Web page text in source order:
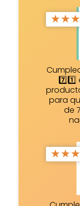
★★★
7️⃣1️⃣
para
de
★★★